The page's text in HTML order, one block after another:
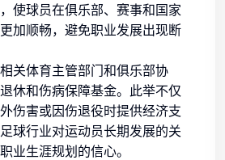
使球员在俱乐部、赛事和国家
加顺畅，避免职业发展出现断
关体育主管部门和俱乐部协
休和伤病保障基金。此举不仅
伤害或因伤退役时提供经济支
球行业对运动员长期发展的关
业生涯规划的信心。